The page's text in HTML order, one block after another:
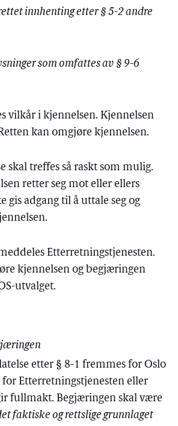
innhenting etter § 5-2 andre
som omfattes av § 9-6
vilkår i kjennelsen. Kjennelsen
kan omgjøre kjennelsen.
skal treffes så raskt som mulig.
retter seg mot eller ellers
gis adgang til å uttale seg og
Etterretningstjenesten.
kjennelsen og begjæringen
utvalget.
etter § 8-1 fremmes for Oslo
Etterretningstjenesten eller
fullmakt. Begjæringen skal være
faktiske og rettslige grunnlaget